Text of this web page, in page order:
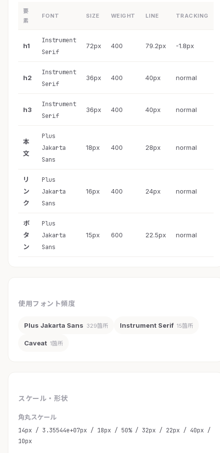
要
素
FONT SIZE WEIGHT LINE TRACKING
h1
Instrument
Serif
72px 400 79.2px -1.8px
h2
Instrument
Serif
36px 400 40px normal
h3
Instrument
Serif
36px 400 40px normal
本
文
Plus
Jakarta
Sans
18px 400 28px normal
リ
ン
ク
Plus
Jakarta
Sans
16px 400 24px normal
ボ
タ
ン
Plus
Jakarta
Sans
15px 600 22.5px normal
使用フォント頻度
Plus Jakarta Sans 329箇所 Instrument Serif 15箇所
Caveat 1箇所
スケール・形状
角丸スケール
14px / 3.35544e+07px / 18px / 50% / 32px / 22px / 40px /
10px